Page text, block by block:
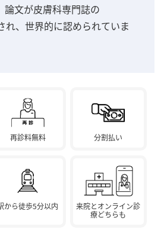
論文が皮膚科専門誌の
れ、世界的に認められていま
再診料無料 分割払い
から徒歩5分以内
来院とオンライン診
療どちらも